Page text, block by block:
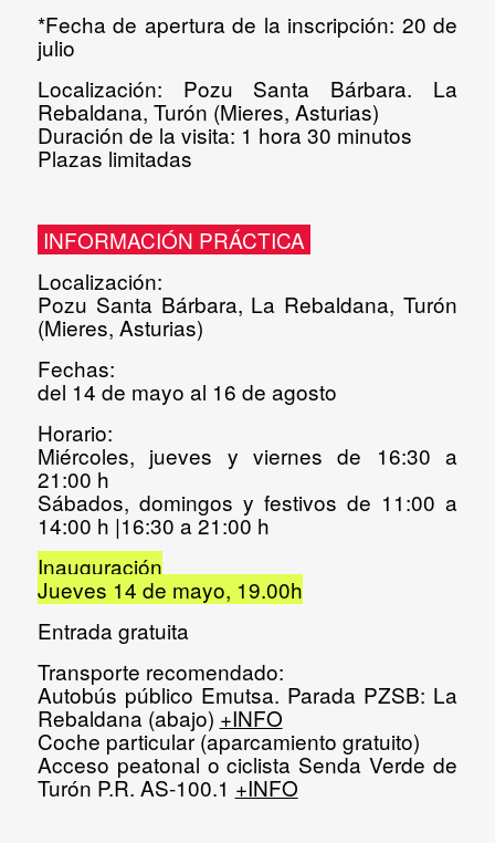
*Fecha de apertura de la inscripción: 20 de
julio
Localización: Pozu Santa Bárbara. La
Rebaldana, Turón (Mieres, Asturias)
Duración de la visita: 1 hora 30 minutos
Plazas limitadas
INFORMACIÓN PRÁCTICA
Localización:
Pozu Santa Bárbara, La Rebaldana, Turón
(Mieres, Asturias)
Fechas:
del 14 de mayo al 16 de agosto
Horario:
Miércoles, jueves y viernes de 16:30 a
21:00 h
Sábados, domingos y festivos de 11:00 a
14:00 h |16:30 a 21:00 h
Inauguración
Jueves 14 de mayo, 19.00h
Entrada gratuita
Transporte recomendado:
Autobús público Emutsa. Parada PZSB: La
Rebaldana (abajo) +INFO
Coche particular(aparcamiento gratuito)
Acceso peatonal o ciclista Senda Verde de
Turón P.R. AS-100.1 +INFO